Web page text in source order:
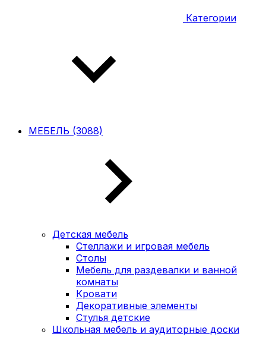
Категории
МЕБЕЛЬ (3088)
Детская мебель
Стеллажи и игровая мебель
Столы
Мебель для раздевалки и ванной
комнаты
Кровати
Декоративные элементы
Стулья детские
Школьная мебель и аудиторные доски